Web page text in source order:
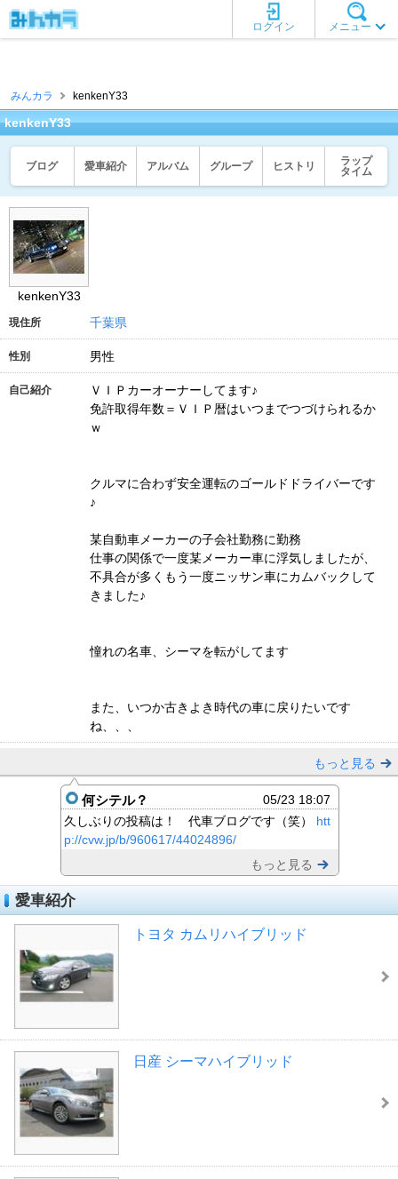
メニュー
ログイン
みんカラ kenkenY33
kenkenY33
ブログ 愛車紹介 アルバム グループ ヒストリ
ラップ
タイム
kenkenY33
現住所 千葉県
性別 男性
自己紹介
ＶＩＰカーオーナーしてます♪
免許取得年数＝ＶＩＰ暦はいつまでつづけられるか
ｗ
クルマに合わず安全運転のゴールドドライバーです
♪
某自動車メーカーの子会社勤務に勤務
仕事の関係で一度某メーカー車に浮気しましたが、
不具合が多くもう一度ニッサン車にカムバックして
きました♪
憧れの名車、シーマを転がしてます
また、いつか古きよき時代の車に戻りたいです
ね、、、
もっと見る
何シテル？
05/23 18:07
久しぶりの投稿は！ 代車ブログです（笑） htt
p://cvw.jp/b/960617/44024896/
もっと見る
愛車紹介
トヨタ カムリハイブリッド
日産 シーマハイブリッド